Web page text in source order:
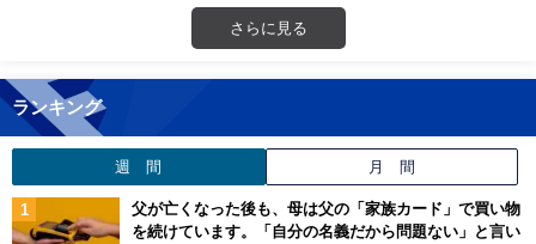
さらに見る
ランキング
週 間 月 間
父が亡くなった後も、母は父の「家族カード」で買い物
を続けています。「自分の名義だから問題ない」と言い